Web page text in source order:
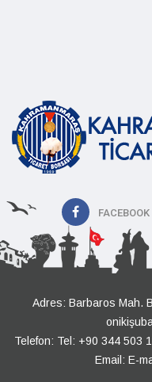
FACEBOOK
Adres: Barbaros Mah.
Telefon: Tel: +90 344 503
Email: E-